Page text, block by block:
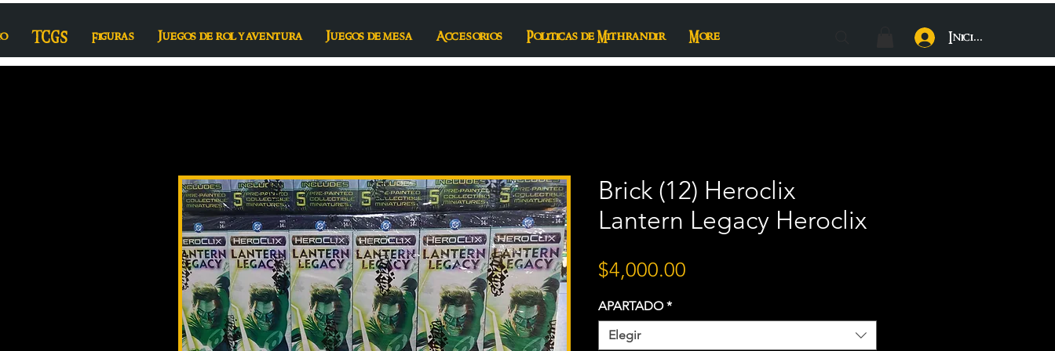
TCGS Figuras Juegos de rol y aventura Juegos de mesa Accesorios Politicas de Mithrandir More Iniciar sesión
Brick (12) Heroclix
Lantern Legacy Heroclix
$4,000.00
APARTADO *
Elegir